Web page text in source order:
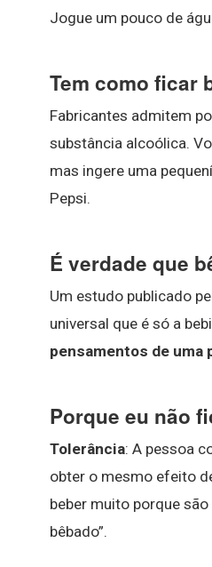
Jogue um pouco de
Tem como ficar
Fabricantes admitem
substância alcoólica.
mas ingere uma
Pepsi.
É verdade que
Um estudo publicado
universal que é só a
pensamentos de uma
Porque eu não
Tolerância: A pessoa
obter o mesmo efeito
beber muito porque
bêbado”.